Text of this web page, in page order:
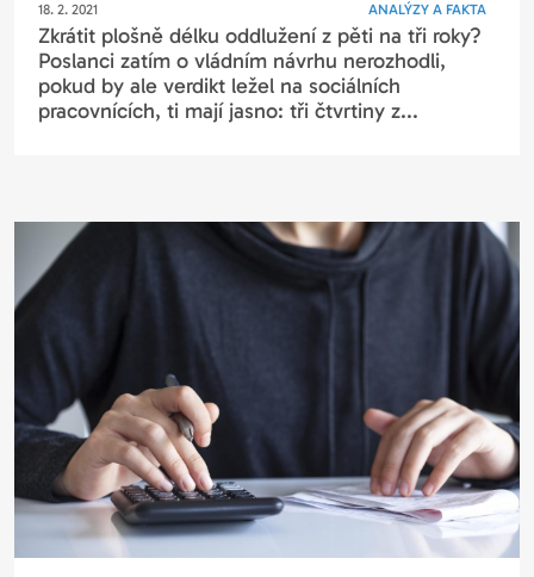
18. 2. 2021 ANALÝZY A FAKTA
Zkrátit plošně délku oddlužení z pěti na tři roky?
Poslanci zatím o vládním návrhu nerozhodli,
pokud by ale verdikt ležel na sociálních
pracovnících, ti mají jasno: tři čtvrtiny z...